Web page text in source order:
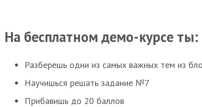
На бесплатном демо-курсе ты:
Разберешь одни из самых важных тем из
Научишься решать задание №7
Прибавишь до 20 баллов